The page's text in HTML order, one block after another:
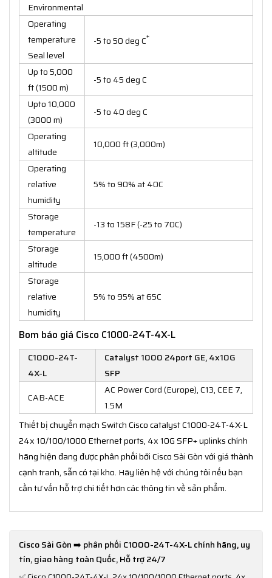
Environmental
Operating
temperature
Seal level
-5 to 50 deg C*
Up to 5,000
ft (1500 m)
-5 to 45 deg C
Upto 10,000
(3000 m)
-5 to 40 deg C
Operating
altitude
10,000 ft (3,000m)
Operating
relative
humidity
5% to 90% at 40C
Storage
temperature
-13 to 158F (-25 to 70C)
Storage
altitude
15,000 ft (4500m)
Storage
relative
humidity
5% to 95% at 65C
Bom báo giá Cisco C1000-24T-4X-L
C1000-24T-
4X-L
Catalyst 1000 24port GE, 4x10G
SFP
CAB-ACE
AC Power Cord (Europe), C13, CEE 7,
1.5M
Thiết bị chuyển mạch Switch Cisco catalyst C1000-24T-4X-L
24x 10/100/1000 Ethernet ports, 4x 10G SFP+ uplinks chính
hãng hiện đang được phân phối bởi Cisco Sài Gòn với giá thành
cạnh tranh, sẵn có tại kho. Hãy liên hệ với chúng tôi nếu bạn
cần tư vấn hỗ trợ chi tiết hơn các thông tin về sản phẩm.
Cisco Sài Gòn ➡️ phân phối C1000-24T-4X-L chính hãng, uy
tín, giao hàng toàn Quốc, Hỗ trợ 24/7